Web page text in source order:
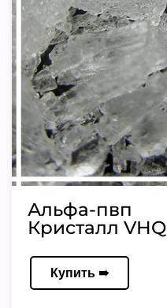
Альфа-пвп
Кристалл VHQ
Купить ➠